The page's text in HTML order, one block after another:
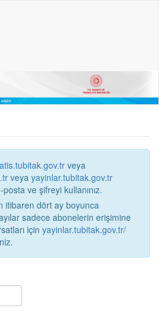
veya
veya yayinlar.tubitak.gov.tr
posta ve şifreyi kullanınız.
itibaren dört ay boyunca
sadece abonelerin erişimine
fırsatları için yayinlar.tubitak.gov.tr/